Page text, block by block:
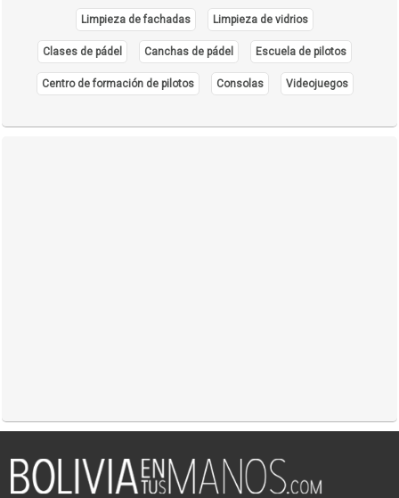
Limpieza de fachadas Limpieza de vidrios
Clases de pádel Canchas de pádel Escuela de pilotos
Centro de formación de pilotos Consolas Videojuegos